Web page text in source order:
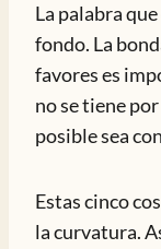
La palabra
fondo. La
favores es
no se tiene
posible sea
Estas cinco
la curvatura.